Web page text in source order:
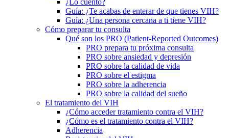
¿Lo cuento?
Guía: ¿Te acabas de enterar de que tienes VIH?
Guía: ¿Una persona cercana a ti tiene VIH?
Cómo preparar tu consulta
Qué son los PRO (Patient-Reported Outcomes)
PRO prepara tu próxima consulta
PRO sobre ansiedad y depresión
PRO sobre la calidad de vida
PRO sobre el estigma
PRO sobre la adherencia
PRO sobre la calidad del sueño
El tratamiento del VIH
¿Cómo acceder tratamiento contra el VIH?
¿Cómo es el tratamiento contra el VIH?
Adherencia